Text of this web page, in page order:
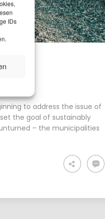
IDs
PLANUM FALLAST &
PARTNER WISHES YOU
to address the issue of
the goal of sustainably
– the municipalities